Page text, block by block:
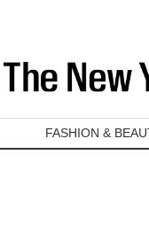
FASHION &